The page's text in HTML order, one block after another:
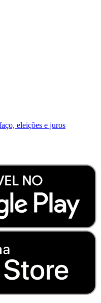
eleições e juros